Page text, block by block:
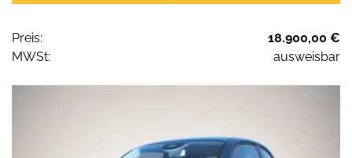
Preis:
18.900,00 €
MWSt:
ausweisbar